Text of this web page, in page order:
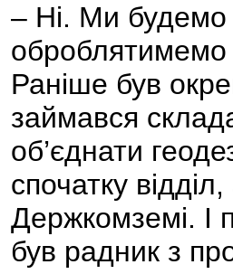
– Ні. Ми будемо
оброблятимемо
Раніше був
займався
об’єднати
спочатку
Держкомземі. І
був радник з